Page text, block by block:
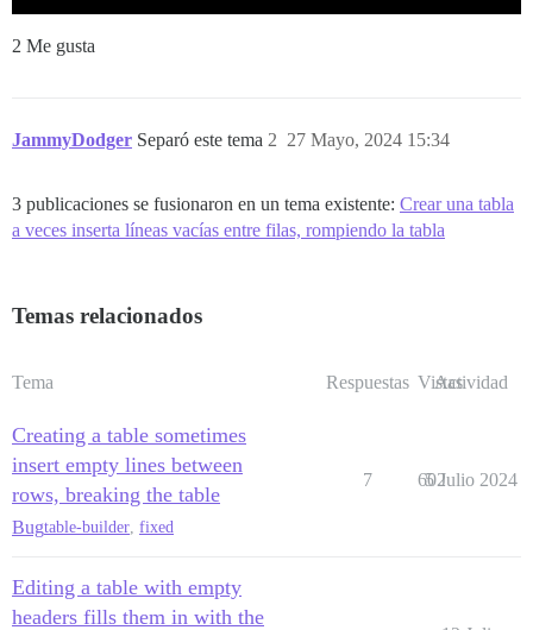
2 Me gusta
JammyDodger Separó este tema 27 Mayo, 2024 15:34
2
3 publicaciones se fusionaron en un tema existente: Crear una tabla
a veces inserta líneas vacías entre filas, rompiendo la tabla
Temas relacionados
Tema Respuestas Vistas
Actividad
Creating a table sometimes
insert empty lines between
rows, breaking the table
Bugtable-builder, fixed
7 602
5 Julio 2024
Editing a table with empty
headers fills them in with the